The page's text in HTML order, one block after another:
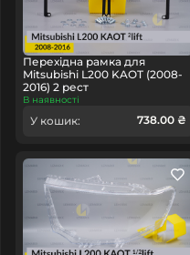
Перехідна рамка для
Mitsubishi L200 KAOT (2008-
2016) 2 рест
В наявності
У кошик: 738.00 ₴